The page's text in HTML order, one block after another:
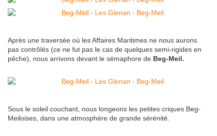
Après une traversée où les Affaires Maritimes ne nous aurons
pas contrôlés (ce ne fut pas le cas de quelques semi-rigides en
pêche), nous arrivons devant le sémaphore de Beg-Meil.
Sous le soleil couchant, nous longeons les petites criques Beg-
Meiloises, dans une atmosphère de grande sérénité.